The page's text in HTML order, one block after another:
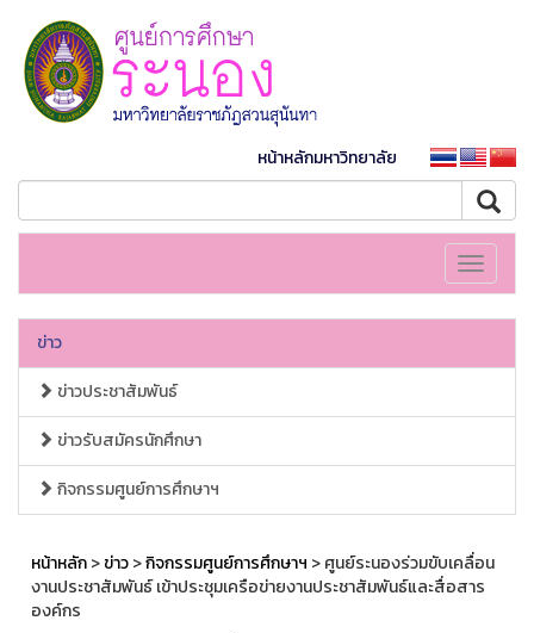
หน้าหลักมหาวิทยาลัย
Toggle
ข่าว
ข่าวประชาสัมพันธ์
ข่าวรับสมัครนักศึกษา
กิจกรรมศูนย์การศึกษาฯ
หน้าหลัก>ข่าว>กิจกรรมศูนย์การศึกษาฯ > ศูนย์ระนองร่วมขับเคลื่อน
งานประชาสัมพันธ์ เข้าประชุมเครือข่ายงานประชาสัมพันธ์และสื่อสาร
องค์กร